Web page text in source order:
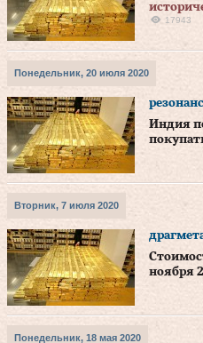
17943
Понедельник, 20 июля 2020
резонанс
Индия
Вторник, 7 июля 2020
ноября
Понедельник, 18 мая 2020